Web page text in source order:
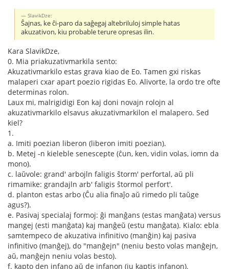
SlavikDze:
Ŝajnas, ke ĉi-paro da saĝegaj altebriluloj simple hatas
akuzativon, kiu probable terure opresas ilin.
Kara SlavikDze,
0. Mia priakuzativmarkila sento:
Akuzativmarkilo estas grava kiao de Eo. Tamen gxi riskas
malaperi cxar apart poezio rigidas Eo. Alivorte, la ordo tre ofte
determinas rolon.
Laux mi, malrigidigi Eon kaj doni novajn rolojn al
akuzativmarkilo elsavus akuzativmarkilon el malapero. Sed
kiel?
1.
a. Imiti poezian liberon (liberon imiti poezian).
b. Metej -n kieleble senescepte (ĉun, ken, vidin volas, iomn da
mono).
c. laŭvole: grand' arbojln faligis ŝtorm' perfortal, aŭ pli
rimamike: grandajln arb' faligis ŝtormol perfort'.
d. planton estas arbo (Ĉu alia finaĵo aŭ rimedo pli taŭge
agus?).
e. Pasivaj specialaj formoj: ĝi manĝans (estas manĝata) versus
mangej (esti manĝata) kaj manĝeŭ (estu manĝata). Kialo: ebla
samtempeco de akuzativa infinitivo (manĝin) kaj pasiva
infinitivo (manĝej), do "manĝejn" (neniu besto volas manĝejn,
aŭ, manĝejn neniu volas besto).
f. kapto den infano aŭ de infanon (iu kaptis infanon).